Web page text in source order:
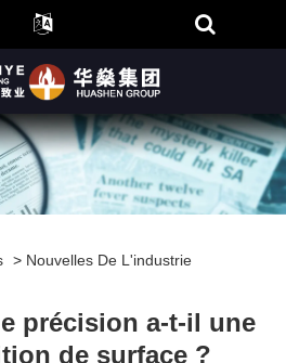
> Nouvelles De L'industrie
précision a-t-il une
de surface ?